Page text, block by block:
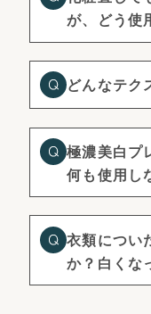
が、どう使
どんなテク
極濃美白プ
何も使用し
衣類につい
か？白くな